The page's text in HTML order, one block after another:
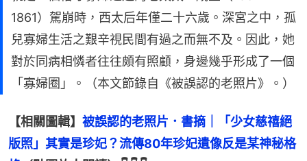
1861）駕崩時，西太后年僅二十六歲。深宮之中，孤
兒寡婦生活之艱辛視民間有過之而無不及。因此，她
對於同病相憐者往往頗有照顧，身邊幾乎形成了一個
「寡婦圈」。（本文節錄自《被誤認的老照片》。）
【相關圖輯】 被誤認的老照片．書摘｜「少女慈禧絕
版照」其實是珍妃？流傳80年珍妃遺像反是某神秘格